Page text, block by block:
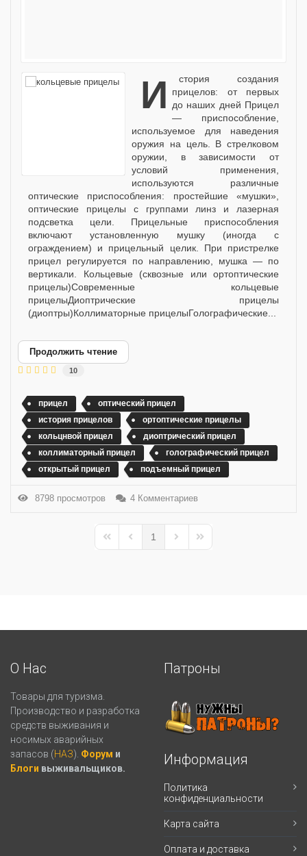
История создания
прицелов: от первых
до наших дней Прицел
— приспособление,
используемое для наведения
оружия на цель. В стрелковом
оружии, в зависимости от
условий применения,
используются различные
оптические приспособления: простейшие «мушки»,
оптические прицелы с группами линз и лазерная
подсветка цели. Прицельные приспособления
включают установленную мушку (иногда с
ограждением) и прицельный целик. При пристрелке
прицел регулируется по направлению, мушка — по
вертикали. Кольцевые (сквозные или ортоптические
прицелы)Современные кольцевые
прицелыДиоптрические прицелы
(диоптры)Коллиматорные прицелыГолографические...
Продолжить чтение
10
прицел
оптический прицел
история прицелов
ортоптические прицелы
кольцнвой прицел
диоптрический прицел
коллиматорный прицел
голографический прицел
открытый прицел
подъемный прицел
8798 просмотров 4 Комментариев
First PagePrevious Page
1
Next PageLast Page
О Нас
Товары для туризма.
Производство и разработка
средств выживания и
носимых аварийных
запасов (НАЗ). Форум и
Блоги выживальщиков.
Патроны
Информация
Политика
конфиденциальности
Карта сайта
Оплата и доставка